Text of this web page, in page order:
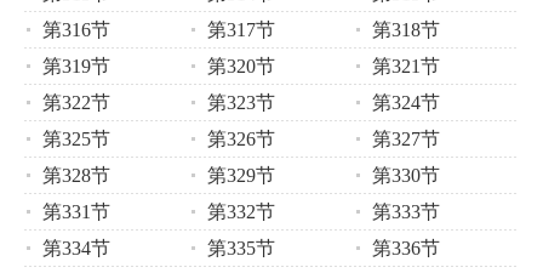
第316节
第317节
第318节
第319节
第320节
第321节
第322节
第323节
第324节
第325节
第326节
第327节
第328节
第329节
第330节
第331节
第332节
第333节
第334节
第335节
第336节